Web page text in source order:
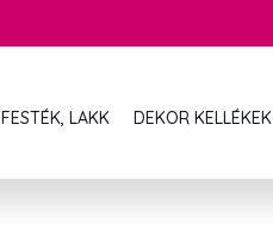
FESTÉK, LAKK DEKOR KELLÉKEK